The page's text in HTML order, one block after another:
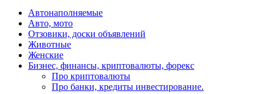
Автонаполняемые
Авто, мото
Отзовики, доски объявлений
Животные
Женские
Бизнес, финансы, криптовалюты, форекс
Про криптовалюты
Про банки, кредиты инвестирование.